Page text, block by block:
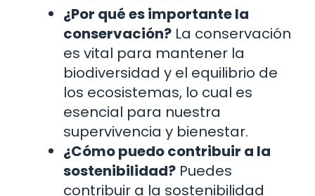
¿Por qué es importante la
conservación? La conservación
es vital para mantener la
biodiversidad y el equilibrio de
los ecosistemas, lo cual es
esencial para nuestra
supervivencia y bienestar.
¿Cómo puedo contribuir a la
sostenibilidad? Puedes
contribuir a la sostenibilidad